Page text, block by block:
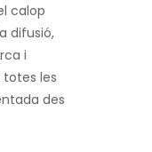
calop
difusió,
i
les
des